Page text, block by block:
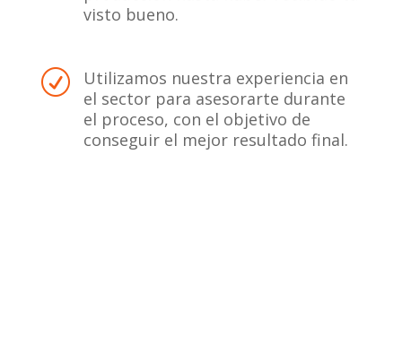
visto bueno.
R
Utilizamos nuestra experiencia en
el sector para asesorarte durante
el proceso, con el objetivo de
conseguir el mejor resultado final.